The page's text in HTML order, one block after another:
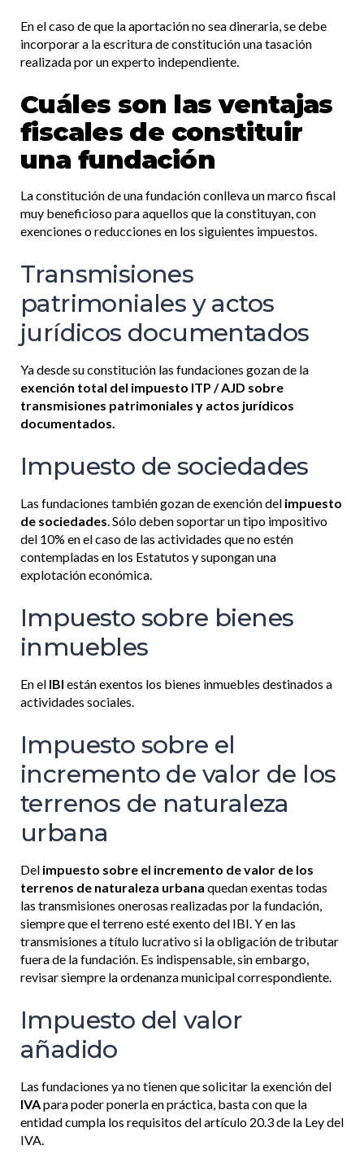
En el caso de que la aportación no sea dineraria, se debe
incorporar a la escritura de constitución una tasación
realizada por un experto independiente.
Cuáles son las ventajas
fiscales de constituir
una fundación
La constitución de una fundación conlleva un marco fiscal
muy beneficioso para aquellos que la constituyan, con
exenciones o reducciones en los siguientes impuestos.
Transmisiones
patrimoniales y actos
jurídicos documentados
Ya desde su constitución las fundaciones gozan de la
exención total del impuesto ITP / AJD sobre
transmisiones patrimoniales y actos jurídicos
documentados.
Impuesto de sociedades
Las fundaciones también gozan de exención del impuesto
de sociedades. Sólo deben soportar un tipo impositivo
del 10% en el caso de las actividades que no estén
contempladas en los Estatutos y supongan una
explotación económica.
Impuesto sobre bienes
inmuebles
En el IBI están exentos los bienes inmuebles destinados a
actividades sociales.
Impuesto sobre el
incremento de valor de los
terrenos de naturaleza
urbana
Del impuesto sobre el incremento de valor de los
terrenos de naturaleza urbana quedan exentas todas
las transmisiones onerosas realizadas por la fundación,
siempre que el terreno esté exento del IBI. Y en las
transmisiones a título lucrativo si la obligación de tributar
fuera de la fundación. Es indispensable, sin embargo,
revisar siempre la ordenanza municipal correspondiente.
Impuesto del valor
añadido
Las fundaciones ya no tienen que solicitar la exención del
IVApara poder ponerla en práctica, basta con que la
entidad cumpla los requisitos del artículo 20.3 de la Ley del
IVA.